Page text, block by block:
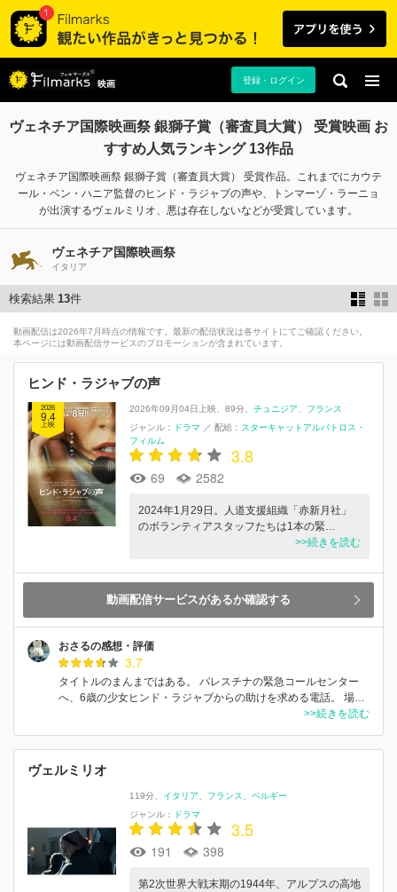
映画 登録・ログイン
ヴェネチア国際映画祭 銀獅子賞（審査員大賞） 受賞映画 お
すすめ人気ランキング 13作品
ヴェネチア国際映画祭 銀獅子賞（審査員大賞） 受賞作品。これまでにカウテ
ール・ベン・ハニア監督のヒンド・ラジャブの声や、トンマーゾ・ラーニョ
が出演するヴェルミリオ、悪は存在しないなどが受賞しています。
ヴェネチア国際映画祭
イタリア
検索結果 13件
動画配信は2026年7月時点の情報です。最新の配信状況は各サイトにてご確認ください。
本ページには動画配信サービスのプロモーションが含まれています。
ヒンド・ラジャブの声
2026
9.4
上映
2026年09月04日上映 89分 チュニジア
フランス
ジャンル：
ドラマ ／ 配給： スターキャットアルバトロス・
フィルム
3.8
69 2582
2024年1月29日。人道支援組織「赤新月社」
のボランティアスタッフたちは1本の緊…
>>続きを読む
動画配信サービスがあるか確認する
おさるの感想・評価
3.7
タイトルのまんまではある。 パレスチナの緊急コールセンター
へ、6歳の少女ヒンド・ラジャブからの助けを求める電話。 場…
>>続きを読む
ヴェルミリオ
119分 イタリア フランス
ベルギー
ジャンル：
ドラマ
3.5
191 398
第2次世界大戦末期の1944年、アルプスの高地